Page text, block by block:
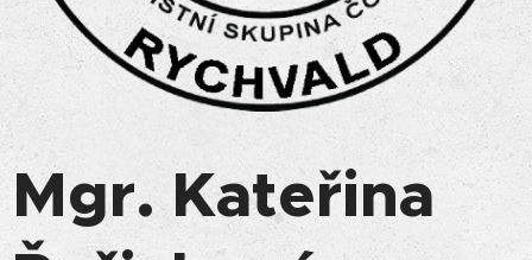
Mgr. Kateřina